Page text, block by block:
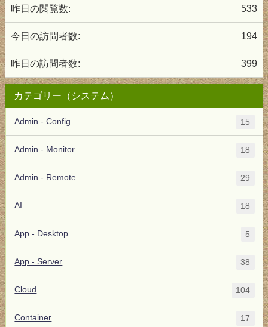
533
昨日の閲覧数:
194
今日の訪問者数:
399
昨日の訪問者数:
カテゴリー（システム）
Admin - Config 15
Admin - Monitor 18
Admin - Remote 29
AI 18
App - Desktop 5
App - Server 38
Cloud 104
Container 17